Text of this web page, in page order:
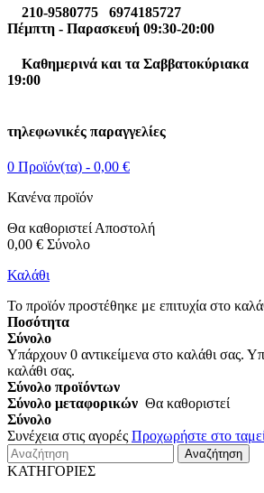
210-9580775 6974185727
Πέμπτη - Παρασκευή 09:30-20:00
Καθημερινά και τα
19:00
Κυριακή:
τηλεφωνικές παραγγελίες
0 Προϊόν(τα) - 0,00 €
Κανένα προϊόν
Θα καθοριστεί Αποστολή
0,00 € Σύνολο
Καλάθι
Το προϊόν προστέθηκε με επιτυχία στο
Ποσότητα
Σύνολο
Υπάρχουν 0 αντικείμενα στο καλάθι σας.
καλάθι σας.
Σύνολο προϊόντων
Σύνολο μεταφορικών Θα καθοριστεί
Σύνολο
Συνέχεια στις αγορές Προχωρήστε στο
Αναζήτηση
ΚΑΤΗΓΟΡΙΕΣ